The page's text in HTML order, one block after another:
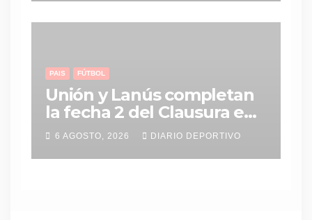
PAIS FÚTBOL
Unión y Lanús completan
la fecha 2 del Clausura en
un duelo clave en Santa Fe
6 AGOSTO, 2026 DIARIO DEPORTIVO